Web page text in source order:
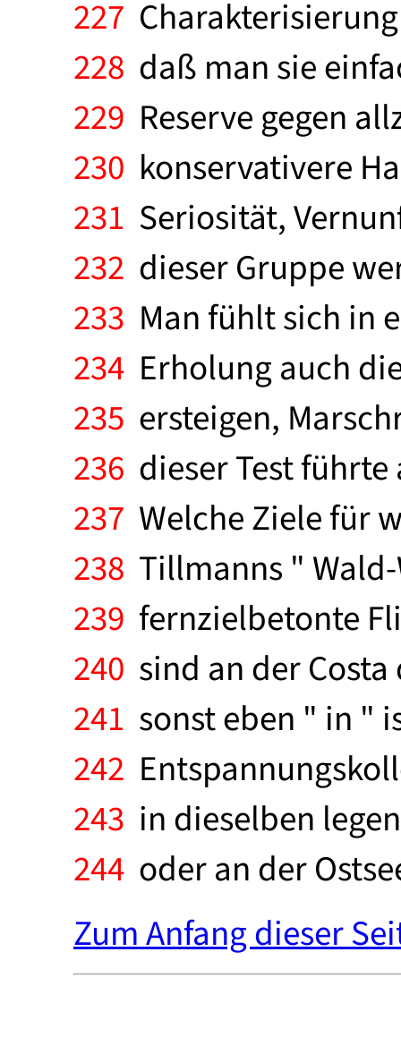
227
228 daß man sie
229 Reserve gegen
230 konservativere
231 Seriosität,
232 dieser Gruppe
233 Man fühlt sich in
234 Erholung auch
235 ersteigen,
236 dieser Test
237 Welche Ziele für
238 Tillmanns "
239 fernzielbetonte
240 sind an der
241 sonst eben " in "
242
243 in dieselben
244 oder an der
Zum Anfang dieser